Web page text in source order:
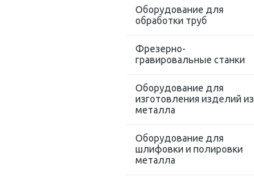
Оборудование для
обработки труб
Фрезерно-
гравировальные станки
Оборудование для
изготовления изделий из
металла
Оборудование для
шлифовки и полировки
металла